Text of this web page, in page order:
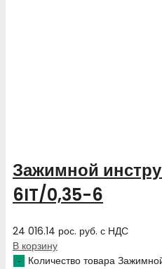
Зажимной
6IT/0,35-6
24 016.14 рос. руб. с НДС
В корзину
Количество товара